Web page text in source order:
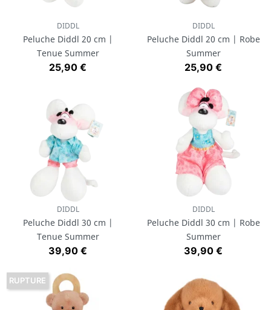
DIDDL
Peluche Diddl 20 cm |
Tenue Summer
Prix
25,90 €
DIDDL
Peluche Diddl 20 cm | Robe
Summer
Prix
25,90 €
DIDDL
Peluche Diddl 30 cm |
Tenue Summer
Prix
39,90 €
DIDDL
Peluche Diddl 30 cm | Robe
Summer
Prix
39,90 €
RUPTURE